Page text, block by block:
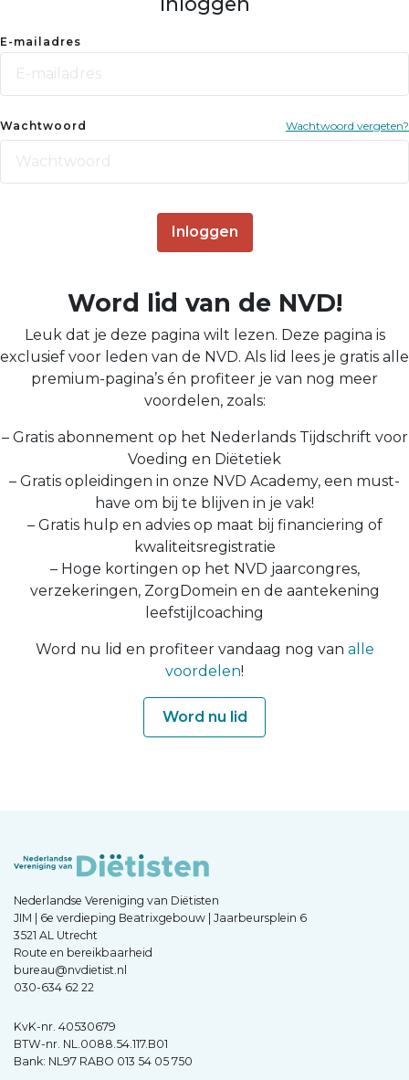
E-mailadres
Wachtwoord Wachtwoord vergeten?
Inloggen
Word lid van de NVD!
Leuk dat je deze pagina wilt lezen. Deze pagina is
exclusief voor leden van de NVD. Als lid lees je gratis alle
premium-pagina’s én profiteer je van nog meer
voordelen, zoals:
– Gratis abonnement op het Nederlands Tijdschrift voor
Voeding en Diëtetiek
– Gratis opleidingen in onze NVD Academy, een must-
have om bij te blijven in je vak!
– Gratis hulp en advies op maat bij financiering of
kwaliteitsregistratie
– Hoge kortingen op het NVD jaarcongres,
verzekeringen, ZorgDomein en de aantekening
leefstijlcoaching
Word nu lid en profiteer vandaag nog van alle
voordelen!
Word nu lid
Nederlandse Vereniging van Diëtisten
JIM | 6e verdieping Beatrixgebouw | Jaarbeursplein 6
3521 AL Utrecht
Route en bereikbaarheid
bureau@nvdietist.nl
030-634 62 22
KvK-nr. 40530679
BTW-nr. NL.0088.54.117.B01
Bank: NL97 RABO 013 54 05 750